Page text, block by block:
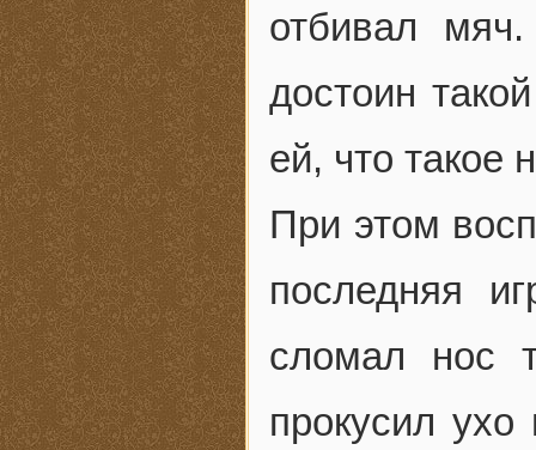
отбивал
достоин
ей, что такое
При этом
последняя
сломал нос
прокусил